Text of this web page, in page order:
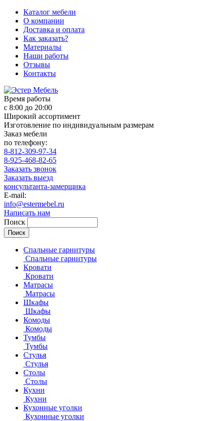
Каталог мебели
О компании
Доставка и оплата
Как заказать?
Материалы
Наши работы
Отзывы
Контакты
Время работы
с 8:00 до 20:00
Широкий ассортимент
Изготовление по индивидуальным размерам
Заказ мебели
по телефону:
8-812-309-97-34
8-925-468-82-65
Заказать звонок
Заказать выезд
консультанта-замерщика
E-mail:
info@estermebel.ru
Написать нам
Поиск
Спальные гарнитуры
Спальные гарнитуры
Кровати
Кровати
Матрасы
Матрасы
Шкафы
Шкафы
Комоды
Комоды
Тумбы
Тумбы
Стулья
Стулья
Столы
Столы
Кухни
Кухни
Кухонные уголки
Кухонные уголки